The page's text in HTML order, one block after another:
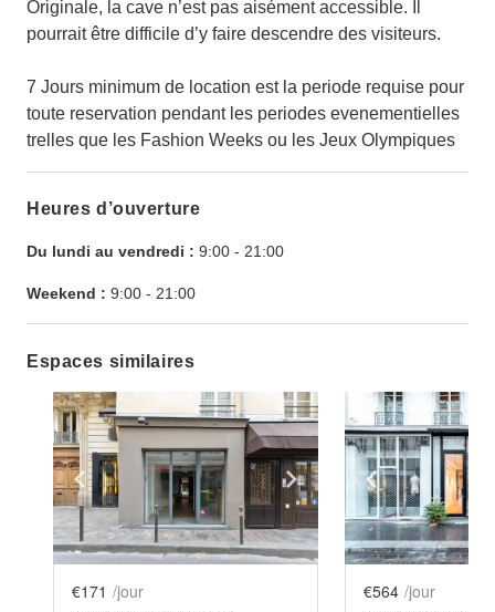
Originale, la cave n’est pas aisément accessible. Il
pourrait être difficile d’y faire descendre des visiteurs.
7 Jours minimum de location est la periode requise pour
toute reservation pendant les periodes evenementielles
trelles que les Fashion Weeks ou les Jeux Olympiques
Heures d’ouverture
Du lundi au vendredi : 9:00 - 21:00
Weekend : 9:00 - 21:00
Espaces similaires
Show previous slide Show next slide
€171 /jour
Show
€564 /jour